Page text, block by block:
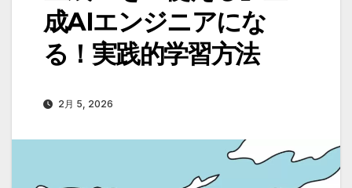
成AIエンジニアにな
る！実践的学習方法
2月 5, 2026